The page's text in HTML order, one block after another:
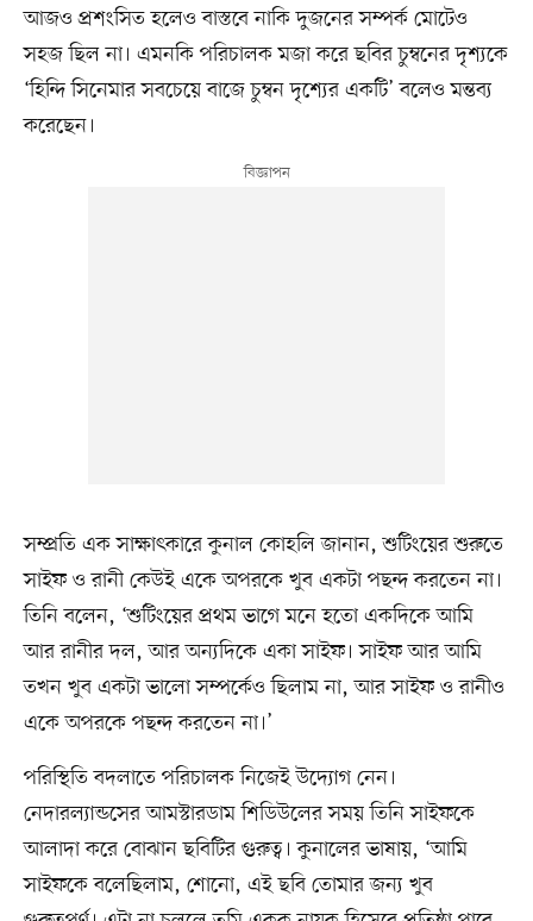
আজও প্রশংসিত হলেও বাস্তবে নাকি দুজনের সম্পর্ক মোটেও
সহজ ছিল না। এমনকি পরিচালক মজা করে ছবির চুম্বনের দৃশ্যকে
‘হিন্দি সিনেমার সবচেয়ে বাজে চুম্বন দৃশ্যের একটি’ বলেও মন্তব্য
করেছেন।
সম্প্রতি এক সাক্ষাৎকারে কুনাল কোহলি জানান, শুটিংয়ের শুরুতে
সাইফ ও রানী কেউই একে অপরকে খুব একটা পছন্দ করতেন না।
তিনি বলেন, ‘শুটিংয়ের প্রথম ভাগে মনে হতো একদিকে আমি
আর রানীর দল, আর অন্যদিকে একা সাইফ। সাইফ আর আমি
তখন খুব একটা ভালো সম্পর্কেও ছিলাম না, আর সাইফ ও রানীও
একে অপরকে পছন্দ করতেন না।’
পরিস্থিতি বদলাতে পরিচালক নিজেই উদ্যোগ নেন।
নেদারল্যান্ডসের আমস্টারডাম শিডিউলের সময় তিনি সাইফকে
আলাদা করে বোঝান ছবিটির গুরুত্ব। কুনালের ভাষায়, ‘আমি
সাইফকে বলেছিলাম, শোনো, এই ছবি তোমার জন্য খুব